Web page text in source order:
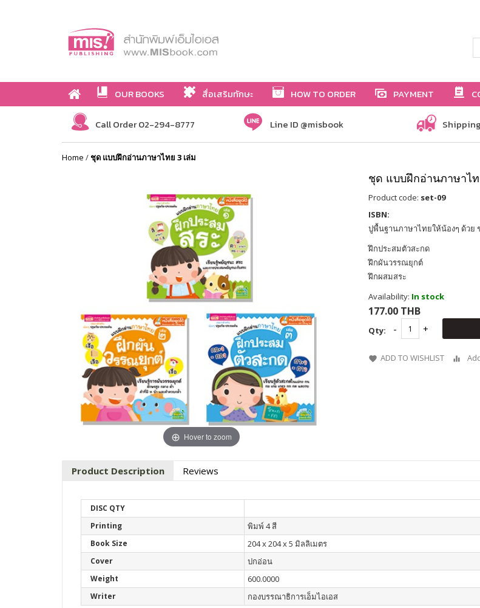
OUR BOOKS สื่อเสริมทักษะ HOW TO ORDER PAYMENT
Call Order 02-294-8777 Line ID @misbook
Home / ชุด แบบฝึกอ่านภาษาไทย 3 เล่ม
Hover to zoom
ชุด แบบฝึกอ่านภาษาไท
Product code: set-09
ISBN:
ปูพื้นฐานภาษาไทยให้น้องๆ ด้วย
ฝึกประสมตัวสะกด
ฝึกผันวรรณยุกต์
ฝึกผสมสระ
Availability: In stock
177.00 THB
Qty:
ADD TO WISHLIST
Product Description Reviews
DISC QTY
Printing
พิมพ์ 4 สี
Book Size 204 x 204 x 5 มิลลิเมตร
Cover ปกอ่อน
Weight 600.0000
Writer กองบรรณาธิการเอ็มไอเอส